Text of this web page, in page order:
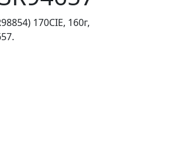
170CIE, 160г,